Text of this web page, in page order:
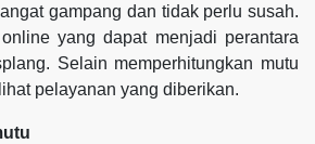
gampang dan tidak perlu susah.
yang dapat menjadi perantara
Selain memperhitungkan mutu
pelayanan yang diberikan.